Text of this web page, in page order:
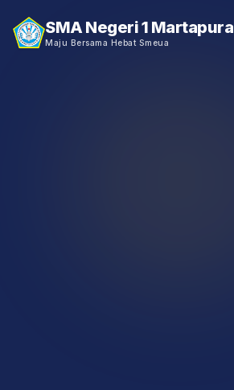
SMA Negeri 1 Martapura
Maju Bersama Hebat Smeua